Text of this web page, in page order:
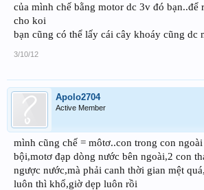
của mình chế bằng motor dc 3v đó bạn..để
cho koi
bạn cũng có thể lấy cái cây khoáy cũng dc
3/10/12
Apolo2704
Active Member
mình cũng chế = môtơ..con trong con
bội,motơ đạp dòng nước bên ngoài,2 con
ngược nước,mà phải canh thời gian mệt
luôn thì khổ,giờ dẹp luôn rồi